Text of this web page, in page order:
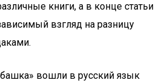
книги, а в конце статьи
взгляд на разницу
вошли в русский язык